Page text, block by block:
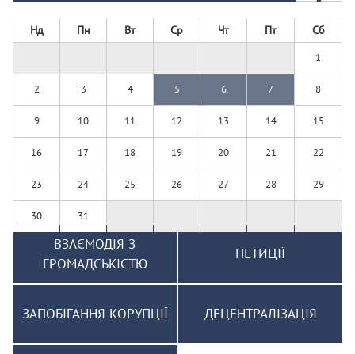
Нд Пн Вт Ср Чт Пт Сб
1
2 3 4 5 6 7 8
9 10 11 12 13 14 15
16 17 18 19 20 21 22
23 24 25 26 27 28 29
30 31
ВЗАЄМОДІЯ З
ГРОМАДСЬКІСТЮ
ПЕТИЦІЇ
ЗАПОБІГАННЯ КОРУПЦІЇ ДЕЦЕНТРАЛІЗАЦІЯ